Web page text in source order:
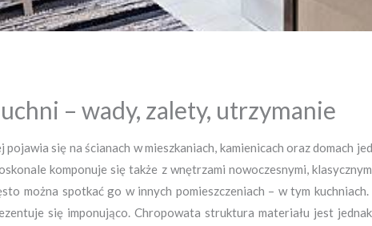
– wady, zalety, utrzymanie
pojawia się na ścianach w mieszkaniach, kamienicach oraz domach
komponuje się także z wnętrzami nowoczesnymi,
można spotkać go w innych pomieszczeniach – w tym
się imponująco. Chropowata struktura materiału jest